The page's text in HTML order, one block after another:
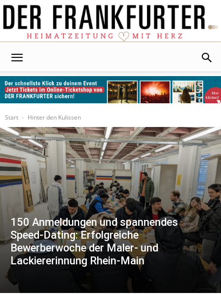
Start
Hinter den Kulissen
150 Anmeldungen und spannendes
Speed-Dating: Erfolgreiche
Bewerberwoche der Maler- und
Lackiererinnung Rhein-Main